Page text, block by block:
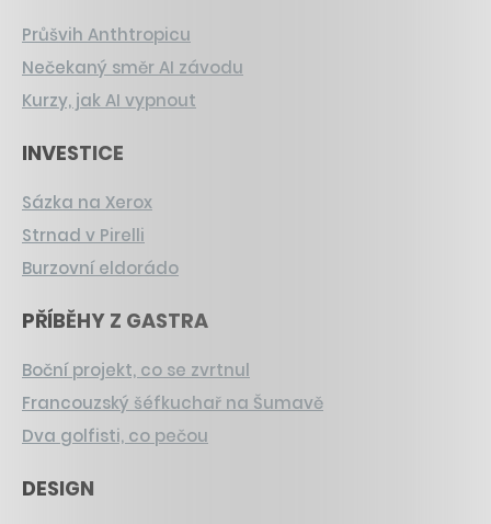
Průšvih Anthtropicu
Nečekaný směr AI závodu
Kurzy, jak AI vypnout
INVESTICE
Sázka na Xerox
Strnad v Pirelli
Burzovní eldorádo
PŘÍBĚHY Z GASTRA
Boční projekt, co se zvrtnul
Francouzský šéfkuchař na Šumavě
Dva golfisti, co pečou
DESIGN